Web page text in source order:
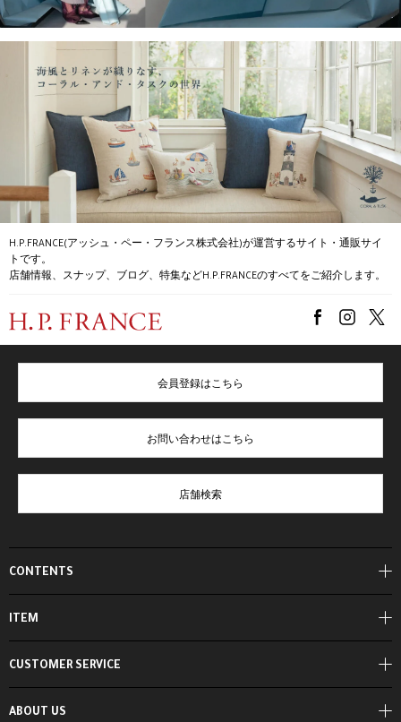
H.P.FRANCE(アッシュ・ペー・フランス株式会社)が運営するサイト・通販サイ
トです。
店舗情報、スナップ、ブログ、特集などH.P.FRANCEのすべてをご紹介します。
CONTENTS
ITEM
ABOUT US
会員登録はこちら
お問い合わせはこちら
店舗検索
CUSTOMER SERVICE